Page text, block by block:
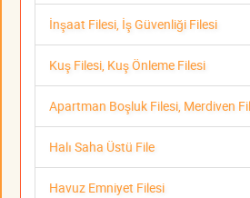
İnşaat Filesi, İş Güvenliği Filesi
Kuş Filesi, Kuş Önleme Filesi
Apartman Boşluk Filesi, Merdiven
Halı Saha Üstü File
Havuz Emniyet Filesi